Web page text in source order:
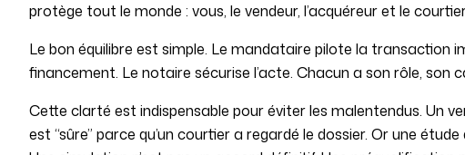
protège tout le monde : vous, le vendeur, l’acquéreur et le
Le bon équilibre est simple. Le mandataire pilote la transaction
financement. Le notaire sécurise l’acte. Chacun a son rôle, son
Cette clarté est indispensable pour éviter les malentendus. Un
est “sûre” parce qu’un courtier a regardé le dossier. Or une